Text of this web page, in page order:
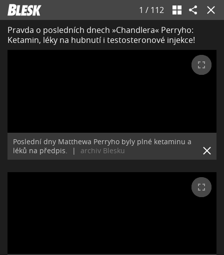
1 / 112
Pravda o posledních dnech »Chandlera« Perryho:
Ketamin, léky na hubnutí i testosteronové injekce!
Poslední dny Matthewa Perryho byly plné ketaminu a
léků na předpis.
| archiv Blesku